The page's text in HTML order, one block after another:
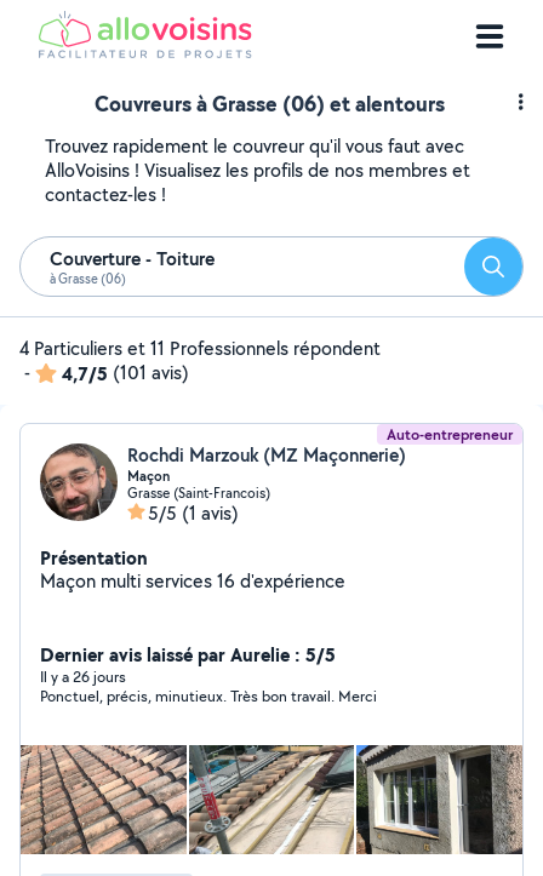
Couvreurs à Grasse (06) et alentours
Trouvez rapidement le couvreur qu'il vous faut avec
AlloVoisins ! Visualisez les profils de nos membres et
contactez-les !
Couverture - Toiture
à Grasse (06)
4 Particuliers et 11 Professionnels répondent
-
4,7/5 (101 avis)
Auto-entrepreneur
Rochdi Marzouk (MZ Maçonnerie)
Maçon
Grasse (Saint-Francois)
5/5 (1 avis)
Présentation
Maçon multi services 16 d'expérience
Dernier avis laissé par Aurelie : 5/5
Il y a 26 jours
Ponctuel, précis, minutieux. Très bon travail. Merci